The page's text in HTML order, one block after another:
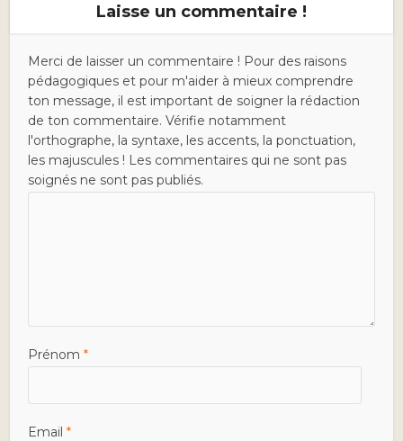
Laisse un commentaire !
Merci de laisser un commentaire ! Pour des raisons
pédagogiques et pour m'aider à mieux comprendre
ton message, il est important de soigner la rédaction
de ton commentaire. Vérifie notamment
l'orthographe, la syntaxe, les accents, la ponctuation,
les majuscules ! Les commentaires qui ne sont pas
soignés ne sont pas publiés.
Prénom*
Email*